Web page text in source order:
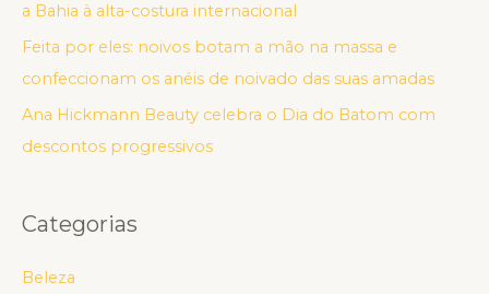
a Bahia à alta-costura internacional
Feita por eles: noivos botam a mão na massa e
confeccionam os anéis de noivado das suas amadas
Ana Hickmann Beauty celebra o Dia do Batom com
descontos progressivos
Categorias
Beleza